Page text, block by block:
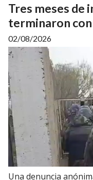
Tres meses de
terminaron
02/08/2026
Una denuncia